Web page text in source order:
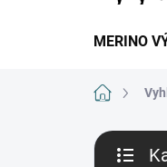
MERINO
Domů
P